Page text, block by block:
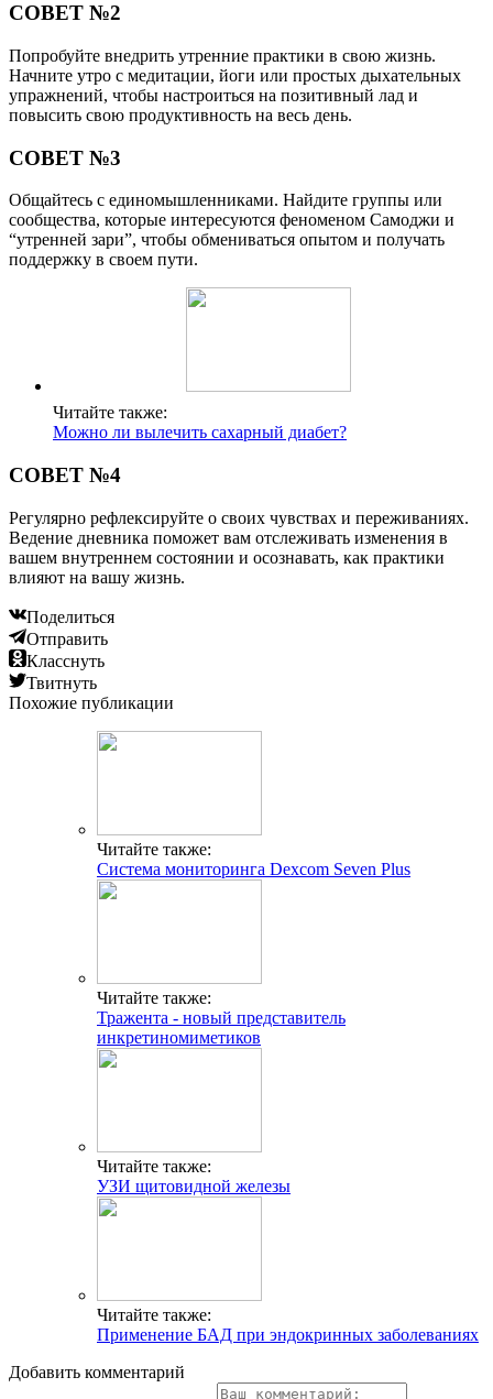
СОВЕТ №2
Попробуйте внедрить утренние практики в свою жизнь.
Начните утро с медитации, йоги или простых дыхательных
упражнений, чтобы настроиться на позитивный лад и
повысить свою продуктивность на весь день.
СОВЕТ №3
Общайтесь с единомышленниками. Найдите группы или
сообщества, которые интересуются феноменом Самоджи и
“утренней зари”, чтобы обмениваться опытом и получать
поддержку в своем пути.
Читайте также:
Можно ли вылечить сахарный диабет?
СОВЕТ №4
Регулярно рефлексируйте о своих чувствах и переживаниях.
Ведение дневника поможет вам отслеживать изменения в
вашем внутреннем состоянии и осознавать, как практики
влияют на вашу жизнь.
Поделиться
Отправить
Класснуть
Твитнуть
Похожие публикации
Читайте также:
Система мониторинга Dexcom Seven Plus
Читайте также:
Тражента - новый представитель
инкретиномиметиков
Читайте также:
УЗИ щитовидной железы
Читайте также:
Применение БАД при эндокринных заболеваниях
Добавить комментарий